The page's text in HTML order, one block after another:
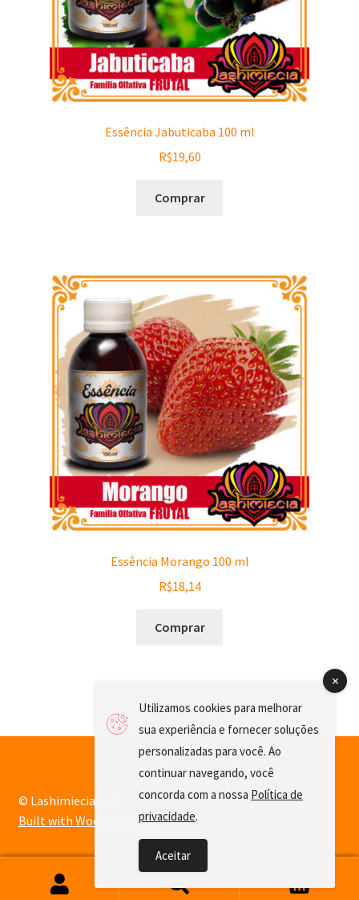
Essência Jabuticaba 100 ml
R$19,60
Comprar
Essência Morango 100 ml
R$18,14
Comprar
© Lashimiecia 2026
Built with WooCommerce.
Pesquisar
Pesquisar
Utilizamos cookies para melhorar
sua experiência e fornecer soluções
personalizadas para você. Ao
continuar navegando, você
concorda com a nossa Política de
privacidade.
Aceitar